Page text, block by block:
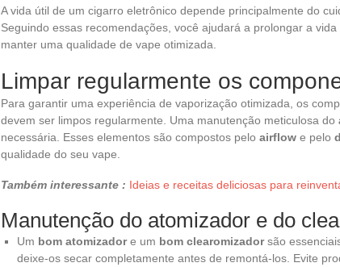
A vida útil de um cigarro eletrônico depende principalmente do
Seguindo essas recomendações, você ajudará a prolongar a
manter uma qualidade de vape otimizada.
Limpar regularmente os
Para garantir uma experiência de vaporização otimizada, os
devem ser limpos regularmente. Uma manutenção meticulosa do
necessária. Esses elementos são compostos pelo airflow e pelo
qualidade do seu vape.
Também interessante : Ideias e receitas deliciosas para
Manutenção do atomizador e do
Um bom atomizadore um bom clearomizadorsão
deixe-os secar completamente antes de remontá-los. Evite